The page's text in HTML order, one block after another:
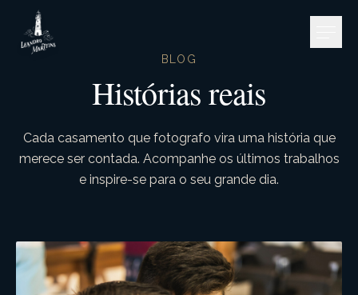
Pular para o conteúdo
BLOG
Histórias reais
Cada casamento que fotografo vira uma história que
merece ser contada. Acompanhe os últimos trabalhos
e inspire-se para o seu grande dia.